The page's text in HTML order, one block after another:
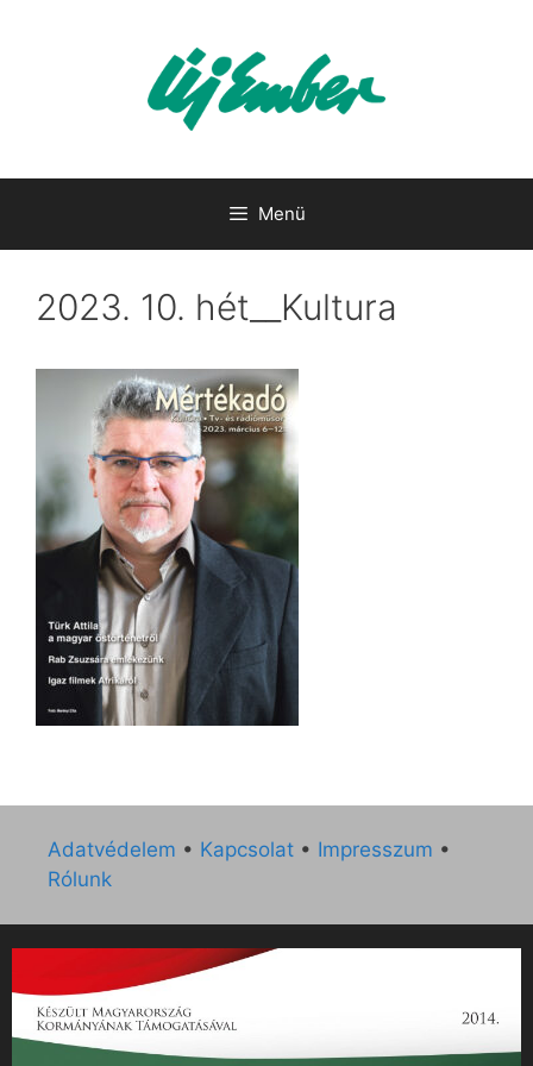
Menü
2023. 10. hét__Kultura
Adatvédelem • Kapcsolat • Impresszum •
Rólunk